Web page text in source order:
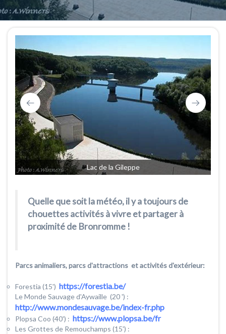
Lac de la Gileppe
Quelle que soit la météo, il y a toujours de
chouettes activités à vivre et partager à
proximité de Bronromme !
Parcs animaliers, parcs d'attractions et activités d'extérieur:
Forestia (15') https://forestia.be/
Le Monde Sauvage d'Aywaille (20 ') :
http://www.mondesauvage.be/index-fr.php
Plopsa Coo (40') : https://www.plopsa.be/fr
Les Grottes de Remouchamps (15') :